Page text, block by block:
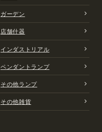
ガーデン
店舗什器
インダストリアル
ペンダントランプ
その他ランプ
その他雑貨